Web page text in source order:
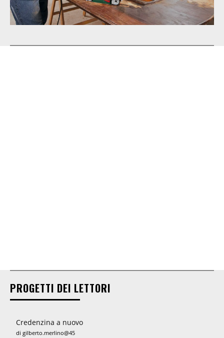
PROGETTI DEI LETTORI
Credenzina a nuovo
di gilberto.merlino@45